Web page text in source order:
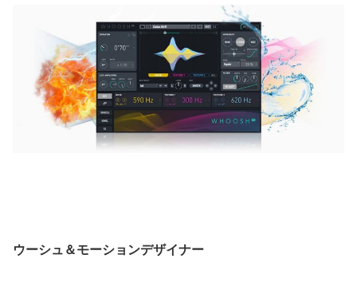
ウーシュ＆モーションデザイナー